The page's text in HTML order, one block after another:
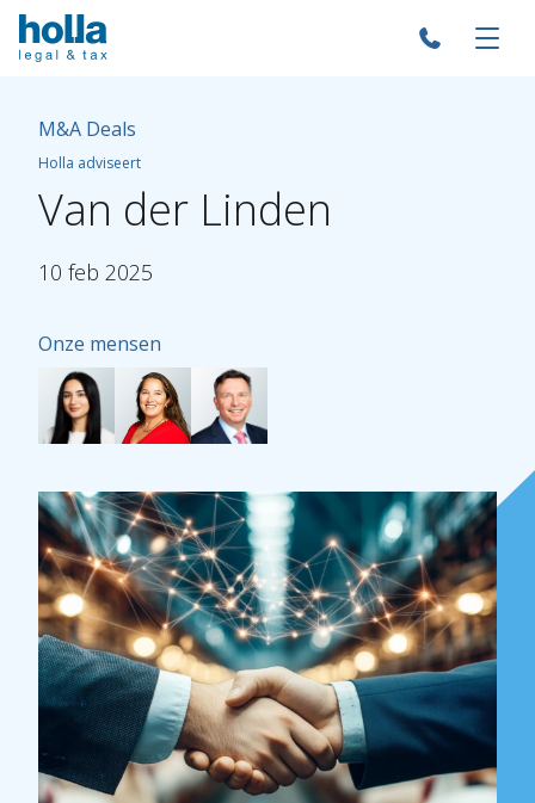
Over Holla
Onze mensen
Expertises
M&A Deals
Holla adviseert
Van der Linden
10 feb 2025
Onze mensen